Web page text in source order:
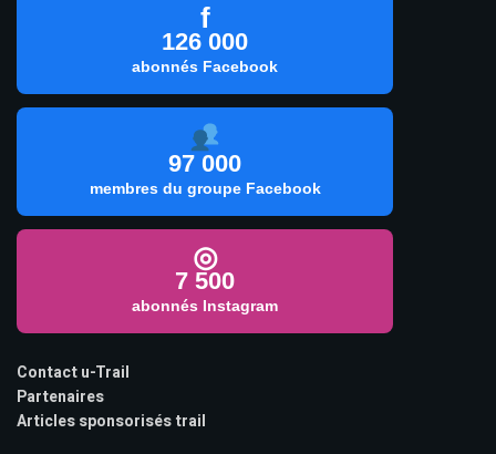
f
126 000
abonnés Facebook
97 000
membres du groupe Facebook
◎
7 500
abonnés Instagram
Contact u-Trail
Partenaires
Articles sponsorisés trail